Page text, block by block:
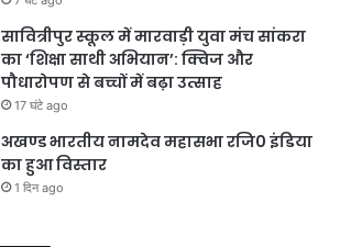
सावित्रीपुर स्कूल में मारवाड़ी युवा मंच सांकरा
का ‘शिक्षा साथी अभियान’: क्विज और
पौधारोपण से बच्चों में बढ़ा उत्साह
17 घंटे ago
अखण्ड भारतीय नामदेव महासभा रजि0 इंडिया
का हुआ विस्तार
1 दिन ago